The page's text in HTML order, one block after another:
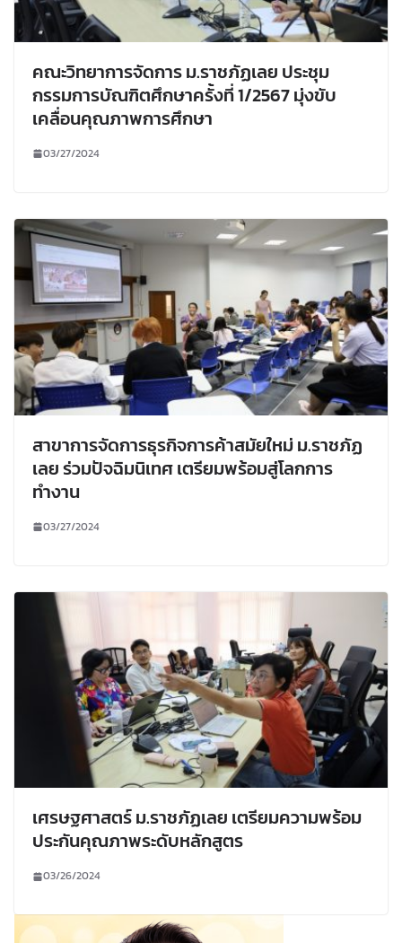
คณะวิทยาการจัดการ ม.ราชภัฏเลย ประชุม
กรรมการบัณฑิตศึกษาครั้งที่ 1/2567 มุ่งขับ
เคลื่อนคุณภาพการศึกษา
03/27/2024
สาขาการจัดการธุรกิจการค้าสมัยใหม่ ม.ราชภัฏ
เลย ร่วมปัจฉิมนิเทศ เตรียมพร้อมสู่โลกการ
ทำงาน
03/27/2024
เศรษฐศาสตร์ ม.ราชภัฏเลย เตรียมความพร้อม
ประกันคุณภาพระดับหลักสูตร
03/26/2024